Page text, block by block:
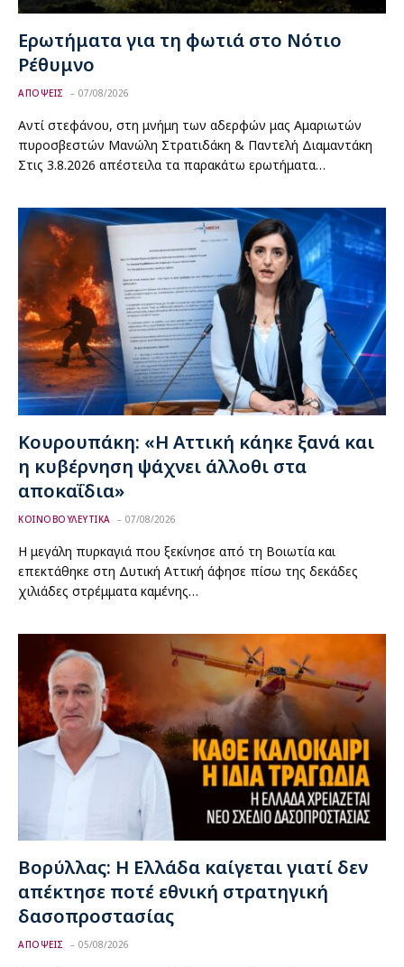
Ερωτήματα για τη φωτιά στο Νότιο
Ρέθυμνο
ΑΠΟΨΕΙΣ 07/08/2026
Αντί στεφάνου, στη μνήμη των αδερφών μας Αμαριωτών
πυροσβεστών Μανώλη Στρατιδάκη & Παντελή Διαμαντάκη
Στις 3.8.2026 απέστειλα τα παρακάτω ερωτήματα…
Κουρουπάκη: «Η Αττική κάηκε ξανά και
η κυβέρνηση ψάχνει άλλοθι στα
αποκαΐδια»
ΚΟΙΝΟΒΟΥΛΕΥΤΙΚΑ 07/08/2026
Η μεγάλη πυρκαγιά που ξεκίνησε από τη Βοιωτία και
επεκτάθηκε στη Δυτική Αττική άφησε πίσω της δεκάδες
χιλιάδες στρέμματα καμένης…
Βορύλλας: Η Ελλάδα καίγεται γιατί δεν
απέκτησε ποτέ εθνική στρατηγική
δασοπροστασίας
ΑΠΟΨΕΙΣ 05/08/2026